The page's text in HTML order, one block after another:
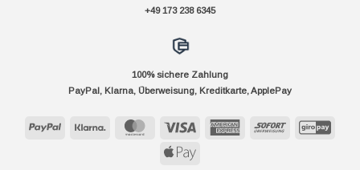
+49 173 238 6345
100% sichere Zahlung
PayPal, Klarna, Überweisung, Kreditkarte, ApplePay
PayPal Klarna MasterCard Visa
AmericanSofort
Apple